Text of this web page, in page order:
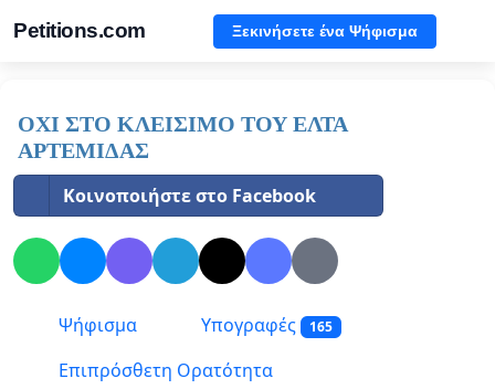
Petitions.com Ξεκινήσετε ένα Ψήφισμα
ΟΧΙ ΣΤΟ ΚΛΕΙΣΙΜΟ ΤΟΥ ΕΛΤΑ
ΑΡΤΕΜΙΔΑΣ
Κοινοποιήστε στο Facebook
Ψήφισμα Υπογραφές 165
Επιπρόσθετη Ορατότητα